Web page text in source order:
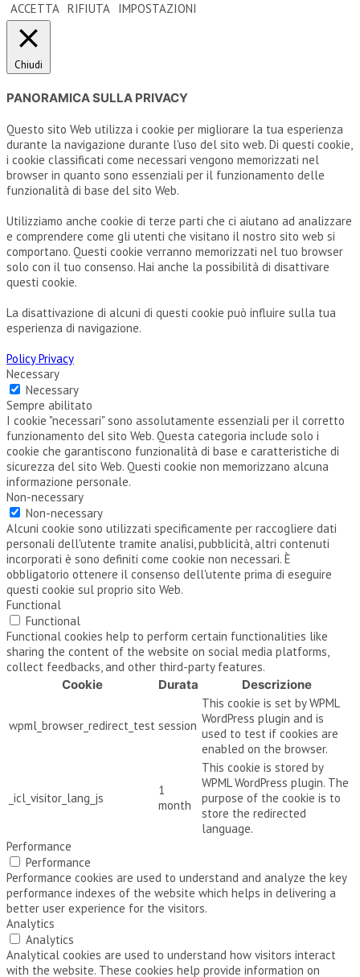
ACCETTA RIFIUTA IMPOSTAZIONI
Chiudi
PANORAMICA SULLA PRIVACY
Questo sito Web utilizza i cookie per migliorare la tua esperienza
durante la navigazione durante l'uso del sito web. Di questi cookie,
i cookie classificati come necessari vengono memorizzati nel
browser in quanto sono essenziali per il funzionamento delle
funzionalità di base del sito Web.
Utilizziamo anche cookie di terze parti che ci aiutano ad analizzare
e comprendere come gli utenti che visitano il nostro sito web si
comportano. Questi cookie verranno memorizzati nel tuo browser
solo con il tuo consenso. Hai anche la possibilità di disattivare
questi cookie.
La disattivazione di alcuni di questi cookie può influire sulla tua
esperienza di navigazione.
Policy Privacy
Necessary
Necessary
Sempre abilitato
I cookie "necessari" sono assolutamente essenziali per il corretto
funzionamento del sito Web. Questa categoria include solo i
cookie che garantiscono funzionalità di base e caratteristiche di
sicurezza del sito Web. Questi cookie non memorizzano alcuna
informazione personale.
Non-necessary
Non-necessary
Alcuni cookie sono utilizzati specificamente per raccogliere dati
personali dell'utente tramite analisi, pubblicità, altri contenuti
incorporati è sono definiti come cookie non necessari. È
obbligatorio ottenere il consenso dell'utente prima di eseguire
questi cookie sul proprio sito Web.
Functional
Functional
Functional cookies help to perform certain functionalities like
sharing the content of the website on social media platforms,
collect feedbacks, and other third-party features.
Cookie
Durata Descrizione
wpml_browser_redirect_test session
This cookie is set by WPML
WordPress plugin and is
used to test if cookies are
enabled on the browser.
_icl_visitor_lang_js
1
month
This cookie is stored by
WPML WordPress plugin. The
purpose of the cookie is to
store the redirected
language.
Performance
Performance
Performance cookies are used to understand and analyze the key
performance indexes of the website which helps in delivering a
better user experience for the visitors.
Analytics
Analytics
Analytical cookies are used to understand how visitors interact
with the website. These cookies help provide information on